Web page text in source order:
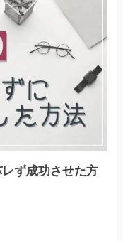
レず成功させた方